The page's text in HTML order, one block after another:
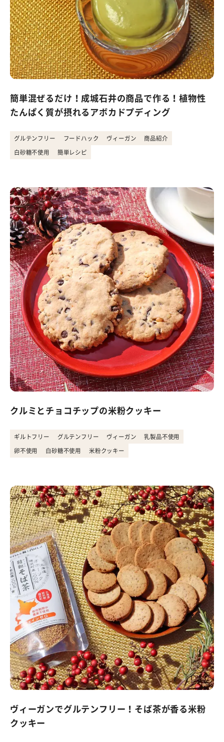
簡単混ぜるだけ！成城石井の商品で作る！植物性
たんぱく質が摂れるアボカドプディング
グルテンフリー フードハック ヴィーガン 商品紹介
白砂糖不使用 簡単レシピ
クルミとチョコチップの米粉クッキー
ギルトフリー グルテンフリー ヴィーガン 乳製品不使用
卵不使用 白砂糖不使用 米粉クッキー
ヴィーガンでグルテンフリー！そば茶が香る米粉
クッキー